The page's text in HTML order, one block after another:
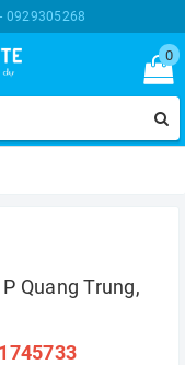
0929305268
0
Quang Trung,